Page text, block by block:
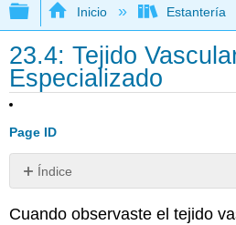
Expandir/contraer
Inicio Estantería
23.4: Tejido
Especializado
Page ID
Índice
y
Cuando observaste el tejido